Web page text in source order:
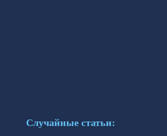
Случайные статьи: